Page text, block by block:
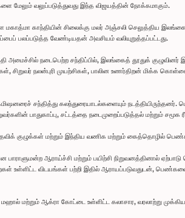
மேலும் வலுப்படுத்துவது இந்த விஜயத்தின் நோக்கமாகும்.
காந்தியின் சிலைக்கு மலர் அஞ்சலி செலுத்திய
பலப்படுத்த வேண்டியதன் அவசியம் வலியுறுத்தப்பட்டது.
அமைச்சில் நடைபெற்ற சந்திப்பில், இலங்கைத் தூதுக்
சிறுவர் நலன்புரி முயற்சிகள், பாலின உணர்திறன் மிக்க
சந்தித்து கலந்துரையாடல்களையும்
பாதுகாப்பு, சட்டத்தை நடைமுறைப்படுத்தல் மற்றும்
மற்றும் இந்திய வணிக மற்றும் கைத்தொழில் பெண்கள்
ஆராய்ச்சி மற்றும் பயிற்சி நிறுவனத்தினால்
உள்ளிட்ட விடயங்கள் பற்றி இதில் ஆராயப்படுவதுடன்,
மஹால் மற்றும் ஆக்ரா கோட்டை உள்ளிட்ட கலாசார, வரலாற்று